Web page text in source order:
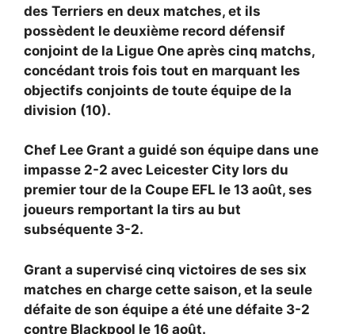
des Terriers en deux matches, et ils
possèdent le deuxième record défensif
conjoint de la Ligue One après cinq matchs,
concédant trois fois tout en marquant les
objectifs conjoints de toute équipe de la
division (10).
Chef Lee Grant a guidé son équipe dans une
impasse 2-2 avec Leicester City lors du
premier tour de la Coupe EFL le 13 août, ses
joueurs remportant la tirs au but
subséquente 3-2.
Grant a supervisé cinq victoires de ses six
matches en charge cette saison, et la seule
défaite de son équipe a été une défaite 3-2
contre Blackpool le 16 août.